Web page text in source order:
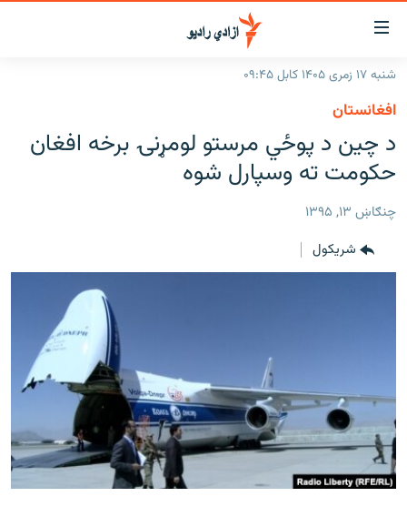
د
لاسرسۍ
وړ
لېنکونه
متن
ته
اصلي
ورتلل
افغانستان
نړۍ
خبرونه
مرکې
اونیزې خپرونې
'کووېډ-۱۹'
اړیکه
دري پاڼه
شنبه ۱۷ زمری ۱۴۰۵ کابل ۰۹:۴۵
افغانستان
د چین د پوځي مرستو لومړنۍ برخه افغان
حکومت ته وسپارل شوه
چنګاښ ۱۳, ۱۳۹۵
شريکول